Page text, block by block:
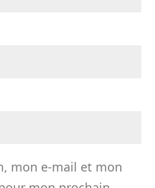
mon e-mail et mon